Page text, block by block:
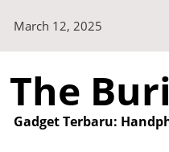
content
March 12, 2025
The
Gadget Terbaru: